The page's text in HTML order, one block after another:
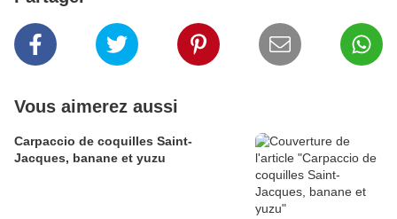
Vous aimerez aussi
Carpaccio de coquilles Saint-
Jacques, banane et yuzu